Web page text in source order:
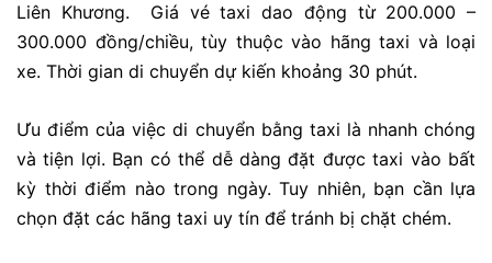
Liên Khương. Giá vé taxi dao động từ 200.000 –
300.000 đồng/chiều, tùy thuộc vào hãng taxi và loại
xe. Thời gian di chuyển dự kiến khoảng 30 phút.
Ưu điểm của việc di chuyển bằng taxi là nhanh chóng
và tiện lợi. Bạn có thể dễ dàng đặt được taxi vào bất
kỳ thời điểm nào trong ngày. Tuy nhiên, bạn cần lựa
chọn đặt các hãng taxi uy tín để tránh bị chặt chém.